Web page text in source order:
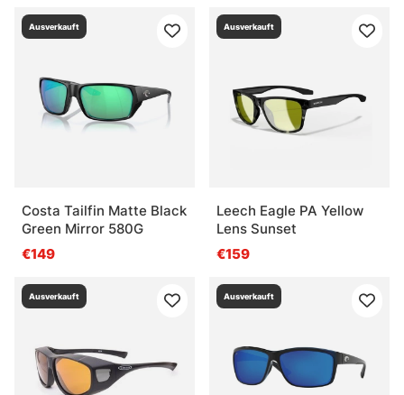
Ausverkauft
Costa Tailfin Matte Black
Green Mirror 580G
€149
Ausverkauft
Leech Eagle PA Yellow
Lens Sunset
€159
Ausverkauft Ausverkauft